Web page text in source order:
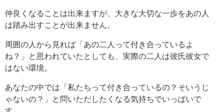
仲良くなることは出来ますが、大きな大切な一歩をあの人
は踏み出すことが出来ません。
周囲の人から見れば「あの二人って付き合っているよ
ね？」と思われていたとしても、実際の二人は彼氏彼女で
はない環境。
あなたの中では「私たちって付き合っているの？そいうじ
ゃないの？」と問いただしたくなる気持ちでいっぱいで
す。